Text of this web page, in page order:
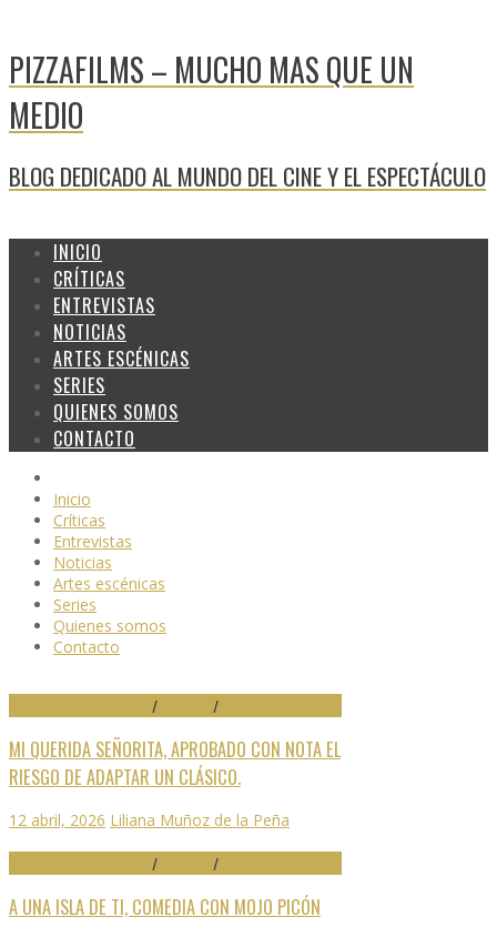
PIZZAFILMS – MUCHO MAS QUE UN
MEDIO
BLOG DEDICADO AL MUNDO DEL CINE Y EL ESPECTÁCULO
INICIO
CRÍTICAS
ENTREVISTAS
NOTICIAS
ARTES ESCÉNICAS
SERIES
QUIENES SOMOS
CONTACTO
Inicio
Críticas
Entrevistas
Noticias
Artes escénicas
Series
Quienes somos
Contacto
/ /
MI QUERIDA SEÑORITA, APROBADO CON NOTA EL
RIESGO DE ADAPTAR UN CLÁSICO.
12 abril, 2026 Liliana Muñoz de la Peña
/ /
A UNA ISLA DE TI, COMEDIA CON MOJO PICÓN